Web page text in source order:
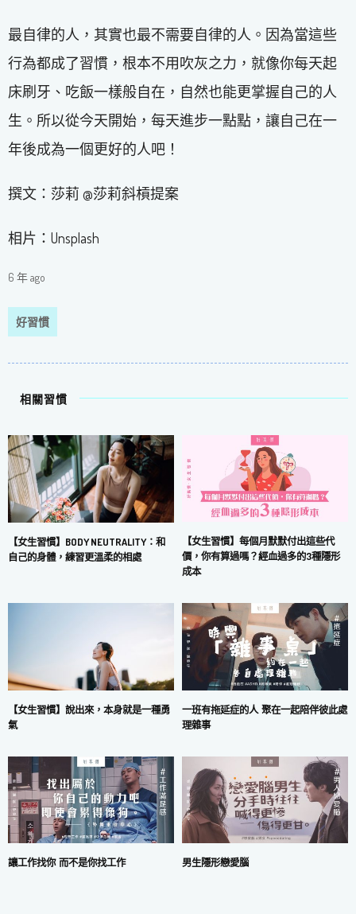
最自律的人，其實也最不需要自律的人。因為當這些
行為都成了習慣，根本不用吹灰之力，就像你每天起
床刷牙、吃飯一樣般自在，自然也能更掌握自己的人
生。所以從今天開始，每天進步一點點，讓自己在一
年後成為一個更好的人吧！
撰文：莎莉 @莎莉斜槓提案
相片：Unsplash
6 年 ago
好習慣
相關習慣
【女生習慣】BODY NEUTRALITY：和
自己的身體，練習更溫柔的相處
【女生習慣】每個月默默付出這些代
價，你有算過嗎？經血過多的3種隱形
成本
【女生習慣】說出來，本身就是一種勇
氣
一班有拖延症的人 聚在一起陪伴彼此處
理雜事
讓工作找你 而不是你找工作 男生隱形戀愛腦